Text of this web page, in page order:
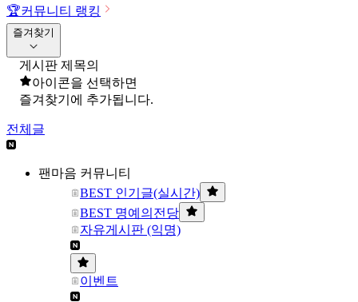
🏆커뮤니티 랭킹
즐겨찾기
게시판 제목의
아이콘을 선택하면
즐겨찾기에 추가됩니다.
전체글
팬마음 커뮤니티
BEST 인기글(실시간)
BEST 명예의전당
자유게시판 (익명)
이벤트